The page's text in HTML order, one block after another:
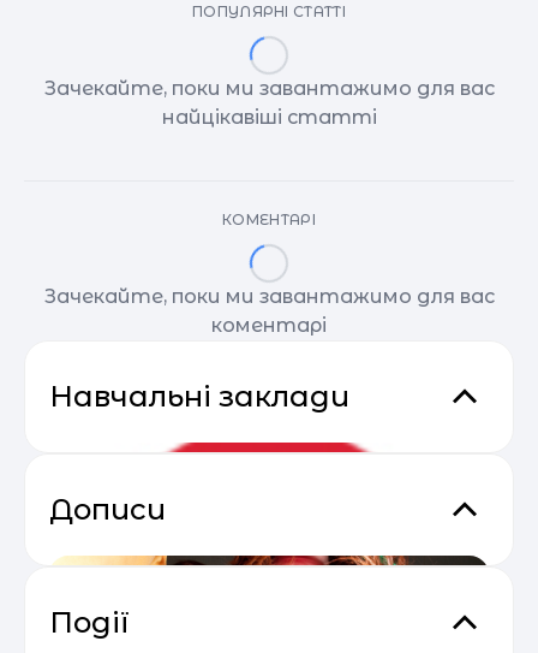
ПОПУЛЯРНІ СТАТТІ
Зачекайте, поки ми завантажимо для вас
найцікавіші статті
КОМЕНТАРІ
Зачекайте, поки ми завантажимо для вас
коментарі
Навчальні заклади
Дописи
Події